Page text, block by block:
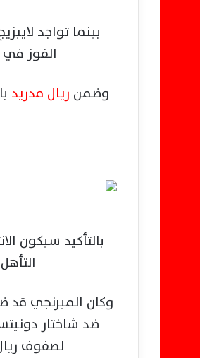
الفوز في 3 مباريات والخسارة في مواجهتين وتسجيل 9 أهداف وتلقي 8.
وضمن ريال مدريد
بالتأكيد سيكون
وكان الميرنجي قد
ضد شاختار
لصفوف